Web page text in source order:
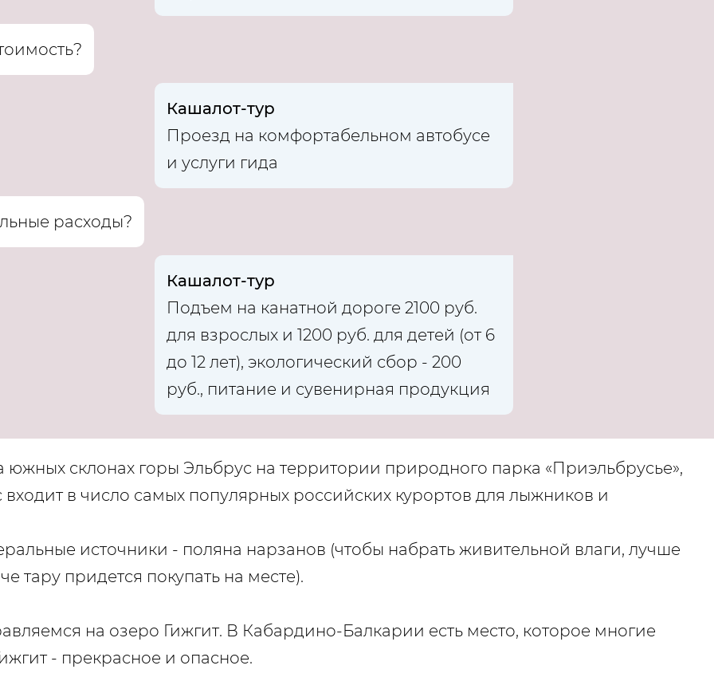
Кашалот-тур
Проезд на комфортабельном автобусе
и услуги гида
расходы?
Кашалот-тур
Подъем на канатной дороге 2100 руб.
для взрослых и 1200 руб. для детей (от 6
до 12 лет), экологический сбор - 200
руб., питание и сувенирная продукция
склонах горы Эльбрус на территории природного парка «Приэльбрусье»,
входит в число самых популярных российских курортов для лыжников и
источники - поляна нарзанов (чтобы набрать живительной влаги, лучше
тару придется покупать на месте).
на озеро Гижгит. В Кабардино-Балкарии есть место, которое многие
- прекрасное и опасное.